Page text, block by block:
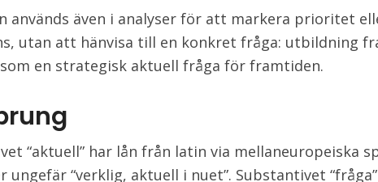
används även i analyser för att markera prioritet
utan att hänvisa till en konkret fråga: utbildning
en strategisk aktuell fråga för framtiden.
“aktuell” har lån från latin via mellaneuropeiska
ungefär “verklig, aktuell i nuet”. Substantivet “fråga”